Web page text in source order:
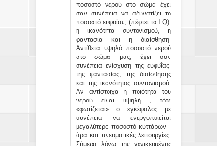
ποσοστό νερού στο σώμα έχει
σαν συνέπεια να αδυνατίζει το
ποσοστό ευφυΐας, (πέφτει το I.Q),
η ικανότητα συντονισμού, η
φαντασία και η διαίσθηση.
Αντίθετα υψηλό ποσοστό νερού
στο σώμα μας, έχει σαν
συνέπεια ενίσχυση της ευφυΐας,
της φαντασίας, της διαίσθησης
και της ικανότητος συντονισμού.
Αν αντίστοιχα η ποιότητα του
νερού είναι υψηλή , τότε
«φωτίζεται» ο εγκέφαλος με
συνέπεια να ενεργοποιείται
μεγαλύτερο ποσοστό κυττάρων ,
άρα και πνευματικές λειτουργίες.
Σήμερα λόγω της γενικευμένης